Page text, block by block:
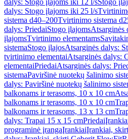
dalys: Stogo įlajoms iki 12 l/sStogo
dalys: Stogo įlajoms iki 25 l/s
sistema d40–200Tvirtinimo sistema
dalys: PriedaiStogo įlajomsAtsarginės
įlajomsTvirtinimo elementams
sistemaStogo įlajosAtsarginės dalys:
tvirtinimo elementaiAtsarginės dalys:
elementaiPriedaiAtsarginės dalys:
sistemaPaviršinė nuotekų šalinimo
dalys: Paviršinė nuotekų šalinimo
balkonams ir terasoms, 10 x 10 cm
balkonams ir terasoms, 10 x 10 cm
balkonams ir terasoms, 13 x 13 cm
dalys: Trapai 15 x 15 cmPriedai
programinė įrangaĮrankiaiĮrankiai,